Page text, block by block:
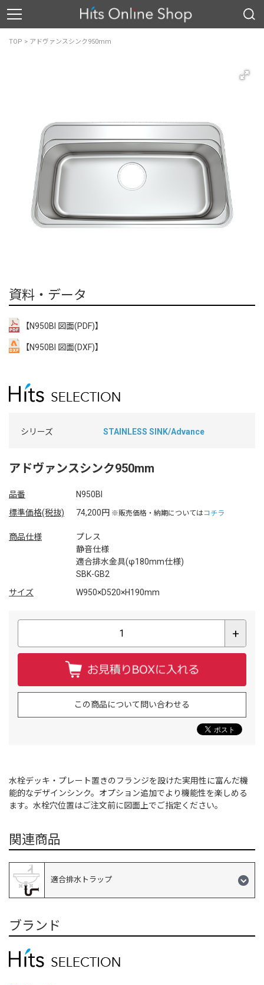
TOP > アドヴァンスシンク950mm
アドヴァンスシンク950mm
シリーズ STAINLESS SINK/Advance
品番
N950BI
標準価格(税抜)
74,200円 ※販売価格・納期についてはコチラ
商品仕様
プレス
静音仕様
適合排水金具(φ180mm仕様)
SBK-GB2
サイズ
W950×D520×H190mm
+
この商品について問い合わせる
資料・データ
【N950BI 図面(PDF)】
【N950BI 図面(DXF)】
水栓デッキ・プレート置きのフランジを設けた実用性に富んだ機
能的なデザインシンク。オプション追加でより機能性を楽しめる
ます。水栓穴位置はご注文前に図面上でご指定ください。
関連商品
適合排水トラップ
ブランド